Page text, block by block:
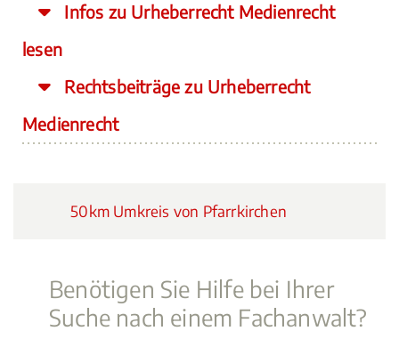
Infos zu Urheberrecht Medienrecht
lesen
Rechtsbeiträge zu Urheberrecht
Medienrecht
50km Umkreis von Pfarrkirchen
Benötigen Sie Hilfe bei Ihrer
Suche nach einem Fachanwalt?